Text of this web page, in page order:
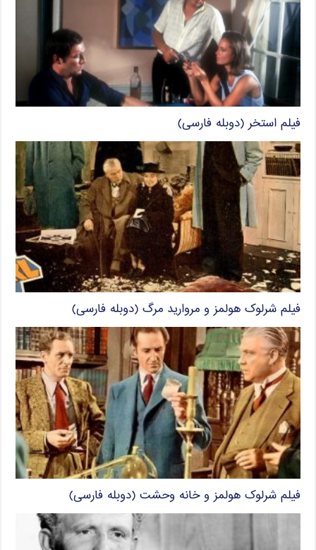
فیلم استخر (دوبله فارسی)
فیلم شرلوک هولمز و مروارید مرگ (دوبله فارسی)
فیلم شرلوک هولمز و خانه وحشت (دوبله فارسی)